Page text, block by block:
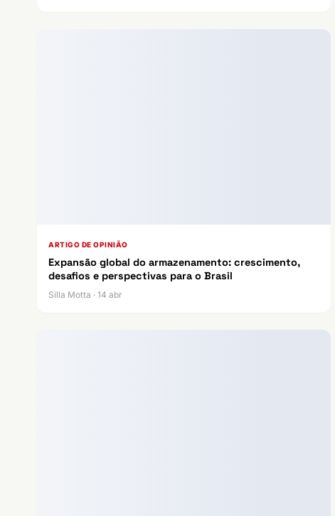
ARTIGO DE OPINIÃO
Expansão global do armazenamento: crescimento,
desafios e perspectivas para o Brasil
Silla Motta · 14 abr